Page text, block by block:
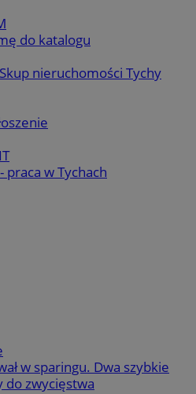
do katalogu
nieruchomości Tychy
praca w Tychach
w sparingu. Dwa szybkie
do zwycięstwa